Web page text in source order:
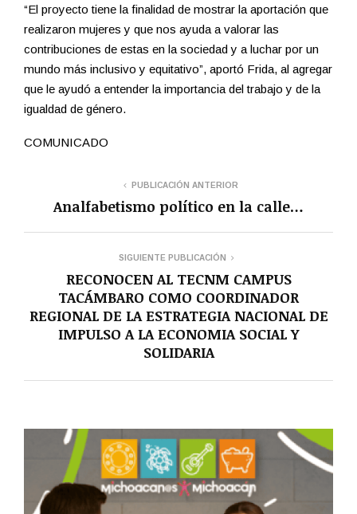
“El proyecto tiene la finalidad de mostrar la aportación que
realizaron mujeres y que nos ayuda a valorar las
contribuciones de estas en la sociedad y a luchar por un
mundo más inclusivo y equitativo”, aportó Frida, al agregar
que le ayudó a entender la importancia del trabajo y de la
igualdad de género.
COMUNICADO
PUBLICACIÓN ANTERIOR
Analfabetismo político en la calle…
SIGUIENTE PUBLICACIÓN
RECONOCEN AL TECNM CAMPUS
TACÁMBARO COMO COORDINADOR
REGIONAL DE LA ESTRATEGIA NACIONAL DE
IMPULSO A LA ECONOMIA SOCIAL Y
SOLIDARIA